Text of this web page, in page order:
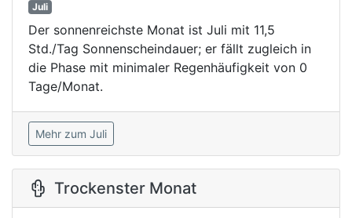
Juli
Der sonnenreichste Monat ist Juli mit 11,5
Std./Tag Sonnenscheindauer; er fällt zugleich in
die Phase mit minimaler Regenhäufigkeit von 0
Tage/Monat.
Mehr zum Juli
Trockenster Monat